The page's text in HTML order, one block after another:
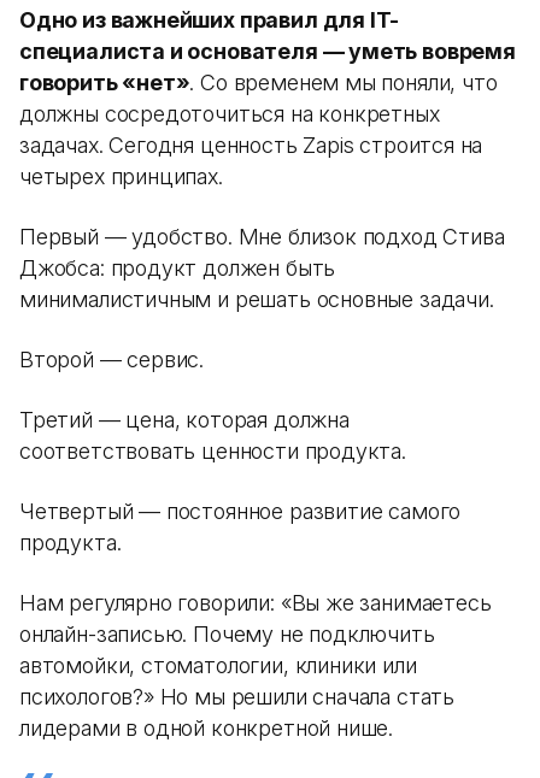
Одно из важнейших правил для IT-
специалиста и основателя — уметь вовремя
говорить «нет». Со временем мы поняли, что
должны сосредоточиться на конкретных
задачах. Сегодня ценность Zapis строится на
четырех принципах.
Первый — удобство. Мне близок подход Стива
Джобса: продукт должен быть
минималистичным и решать основные задачи.
Второй — сервис.
Третий — цена, которая должна
соответствовать ценности продукта.
Четвертый — постоянное развитие самого
продукта.
Нам регулярно говорили: «Вы же занимаетесь
онлайн-записью. Почему не подключить
автомойки, стоматологии, клиники или
психологов?» Но мы решили сначала стать
лидерами в одной конкретной нише.